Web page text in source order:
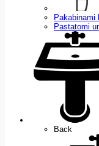
Pakabinami
Pastatomi
Back